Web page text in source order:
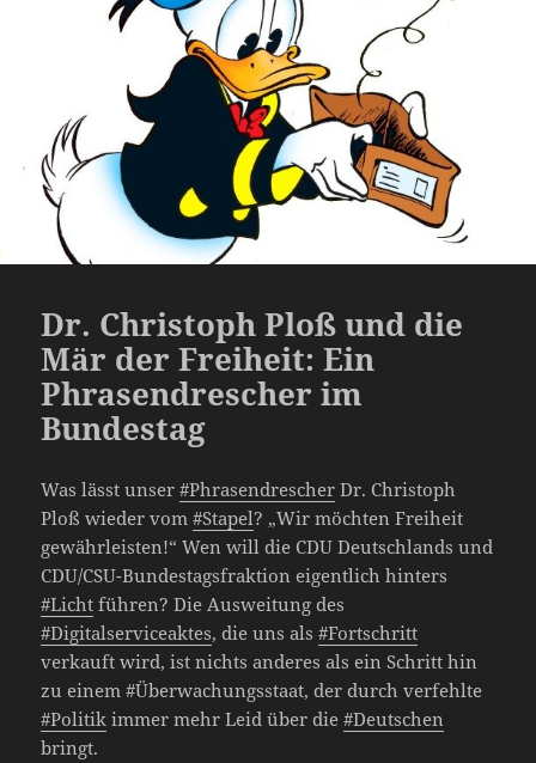
Dr. Christoph Ploß und die
Mär der Freiheit: Ein
Phrasendrescher im
Bundestag
Was lässt unser#Phrasendrescher Dr. Christoph
Ploß wieder vom#Stapel? „Wir möchten Freiheit
gewährleisten!“ Wen will die CDU Deutschlands und
CDU/CSU-Bundestagsfraktion eigentlich hinters
#Licht führen? Die Ausweitung des
#Digitalserviceaktes, die uns als#Fortschritt
verkauft wird, ist nichts anderes als ein Schritt hin
zu einem #Überwachungsstaat, der durch verfehlte
#Politik immer mehr Leid über die#Deutschen
bringt.